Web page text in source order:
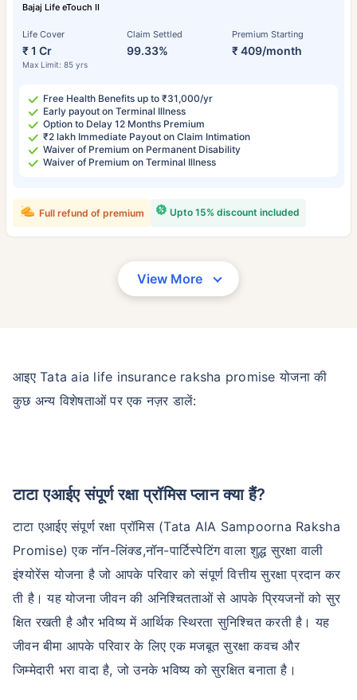
Bajaj Life eTouch II
Life Cover
₹ 1 Cr
Max Limit: 85 yrs
Claim Settled
99.33%
Premium Starting
₹ 409/month
Free Health Benefits up to ₹31,000/yr
Early payout on Terminal Illness
Option to Delay 12 Months Premium
₹2 lakh Immediate Payout on Claim Intimation
Waiver of Premium on Permanent Disability
Waiver of Premium on Terminal Illness
Upto 15% discount included
Full refund of premium
View More
आइए Tata aia life insurance raksha promise योजना की
कुछ अन्य विशेषताओं पर एक नज़र डालें:
टाटा एआईए संपूर्ण रक्षा प्रॉमिस प्लान क्या हैं?
टाटा एआईए संपूर्ण रक्षा प्रॉमिस (Tata AIA Sampoorna Raksha
Promise) एक नॉन-लिंक्ड,नॉन-पार्टिस्पेटिंग वाला शुद्ध सुरक्षा वाली
इंश्योरेंस योजना है जो आपके परिवार को संपूर्ण वित्तीय सुरक्षा प्रदान कर
ती है। यह योजना जीवन की अनिश्चितताओं से आपके प्रियजनों को सुर
क्षित रखती है और भविष्य में आर्थिक स्थिरता सुनिश्चित करती है। यह
जीवन बीमा आपके परिवार के लिए एक मजबूत सुरक्षा कवच और
जिम्मेदारी भरा वादा है, जो उनके भविष्य को सुरक्षित बनाता है।